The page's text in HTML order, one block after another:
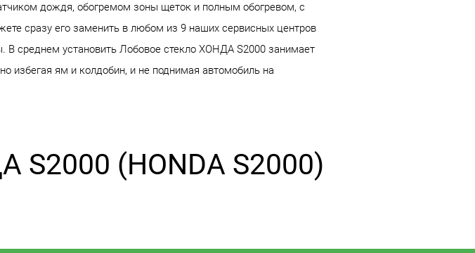
дождя, обогремом зоны щеток и полным обогревом, с
сразу его заменить в любом из 9 наших сервисных центров
В среднем установить Лобовое стекло ХОНДА S2000 занимает
избегая ям и колдобин, и не поднимая автомобиль на
S2000 (HONDA S2000)